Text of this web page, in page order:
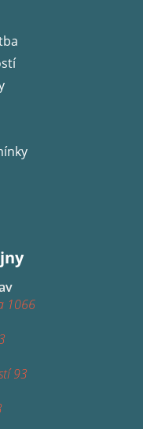
1066
93